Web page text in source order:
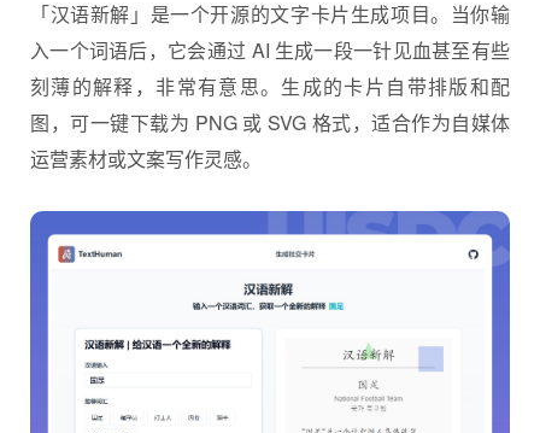
「汉语新解」是一个开源的文字卡片生成项目。当你输
入一个词语后，它会通过 AI 生成一段一针见血甚至有些
刻薄的解释，非常有意思。生成的卡片自带排版和配
图，可一键下载为 PNG 或 SVG 格式，适合作为自媒体
运营素材或文案写作灵感。